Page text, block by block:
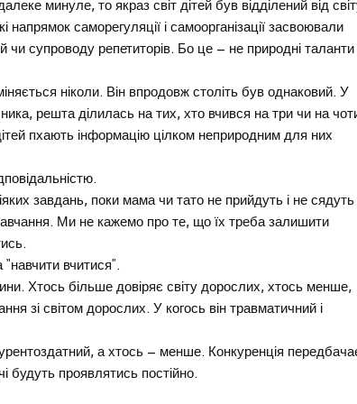
минуле, то якраз світ дітей був відділений від
саморегуляції і самоорганізації засвоювали
супроводу репетиторів. Бо це – не природні таланти
ніколи. Він впродовж століть був однаковий. У
решта ділилась на тих, хто вчився на три чи на
пхають інформацію цілком неприродним для них
завдань, поки мама чи тато не прийдуть і не сядуть
Ми не кажемо про те, що їх треба залишити
вчитися”.
Хтось більше довіряє світу дорослих, хтось менше,
зі світом дорослих. У когось він травматичний і
а хтось – менше. Конкуренція
будуть проявлятись постійно.